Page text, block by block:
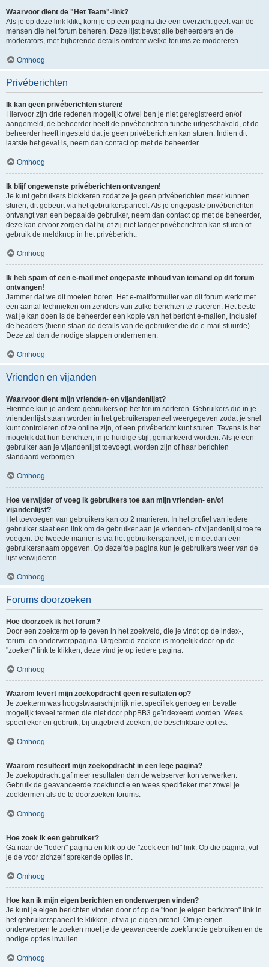
Waarvoor dient de "Het Team"-link?
Als je op deze link klikt, kom je op een pagina die een overzicht geeft van de
mensen die het forum beheren. Deze lijst bevat alle beheerders en de
moderators, met bijhorende details omtrent welke forums ze modereren.
Omhoog
Privéberichten
Ik kan geen privéberichten sturen!
Hiervoor zijn drie redenen mogelijk: ofwel ben je niet geregistreerd en/of
aangemeld, de beheerder heeft de privéberichten functie uitgeschakeld, of de
beheerder heeft ingesteld dat je geen privéberichten kan sturen. Indien dit
laatste het geval is, neem dan contact op met de beheerder.
Omhoog
Ik blijf ongewenste privéberichten ontvangen!
Je kunt gebruikers blokkeren zodat ze je geen privéberichten meer kunnen
sturen, dit gebeurt via het gebruikerspaneel. Als je ongepaste privéberichten
ontvangt van een bepaalde gebruiker, neem dan contact op met de beheerder,
deze kan ervoor zorgen dat hij of zij niet langer privéberichten kan sturen of
gebruik de meldknop in het privébericht.
Omhoog
Ik heb spam of een e-mail met ongepaste inhoud van iemand op dit forum
ontvangen!
Jammer dat we dit moeten horen. Het e-mailformulier van dit forum werkt met
een aantal technieken om zenders van zulke berichten te traceren. Het beste
wat je kan doen is de beheerder een kopie van het bericht e-mailen, inclusief
de headers (hierin staan de details van de gebruiker die de e-mail stuurde).
Deze zal dan de nodige stappen ondernemen.
Omhoog
Vrienden en vijanden
Waarvoor dient mijn vrienden- en vijandenlijst?
Hiermee kun je andere gebruikers op het forum sorteren. Gebruikers die in je
vriendenlijst staan worden in het gebruikerspaneel weergegeven zodat je snel
kunt controleren of ze online zijn, of een privébericht kunt sturen. Tevens is het
mogelijk dat hun berichten, in je huidige stijl, gemarkeerd worden. Als je een
gebruiker aan je vijandenlijst toevoegt, worden zijn of haar berichten
standaard verborgen.
Omhoog
Hoe verwijder of voeg ik gebruikers toe aan mijn vrienden- en/of
vijandenlijst?
Het toevoegen van gebruikers kan op 2 manieren. In het profiel van iedere
gebruiker staat een link om de gebruiker aan je vrienden- of vijandenlijst toe te
voegen. De tweede manier is via het gebruikerspaneel, je moet dan een
gebruikersnaam opgeven. Op dezelfde pagina kun je gebruikers weer van de
lijst verwijderen.
Omhoog
Forums doorzoeken
Hoe doorzoek ik het forum?
Door een zoekterm op te geven in het zoekveld, die je vindt op de index-,
forum- en onderwerppagina. Uitgebreid zoeken is mogelijk door op de
"zoeken" link te klikken, deze vind je op iedere pagina.
Omhoog
Waarom levert mijn zoekopdracht geen resultaten op?
Je zoekterm was hoogstwaarschijnlijk niet specifiek genoeg en bevatte
mogelijk teveel termen die niet door phpBB3 geïndexeerd worden. Wees
specifieker en gebruik, bij uitgebreid zoeken, de beschikbare opties.
Omhoog
Waarom resulteert mijn zoekopdracht in een lege pagina?
Je zoekopdracht gaf meer resultaten dan de webserver kon verwerken.
Gebruik de geavanceerde zoekfunctie en wees specifieker met zowel je
zoektermen als de te doorzoeken forums.
Omhoog
Hoe zoek ik een gebruiker?
Ga naar de "leden" pagina en klik op de "zoek een lid" link. Op die pagina, vul
je de voor zichzelf sprekende opties in.
Omhoog
Hoe kan ik mijn eigen berichten en onderwerpen vinden?
Je kunt je eigen berichten vinden door of op de "toon je eigen berichten" link in
het gebruikerspaneel te klikken, of via je eigen profiel. Om je eigen
onderwerpen te zoeken moet je de geavanceerde zoekfunctie gebruiken en de
nodige opties invullen.
Omhoog